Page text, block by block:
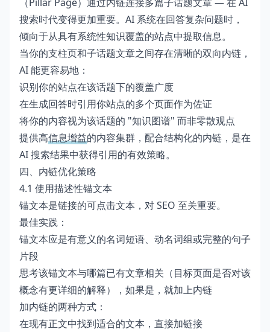
搜索时代变得更加重要。AI 系统在回答复杂问题时，
倾向于从具有系统性知识覆盖的站点中提取信息。
当你的支柱页和子话题文章之间存在清晰的双向内链，
AI 能更容易地：
识别你的站点在该话题下的覆盖广度
在生成回答时引用你站点的多个页面作为佐证
将你的内容视为该话题的 "知识图谱" 而非零散观点
提供高信息增益的内容集群，配合结构化的内链，是在
AI 搜索结果中获得引用的有效策略。
四、内链优化策略
4.1 使用描述性锚文本
锚文本是链接的可点击文本，对 SEO 至关重要。
最佳实践：
锚文本应是有意义的名词短语、动名词组或完整的句子
片段
思考该锚文本与哪篇已有文章相关（目标页面是否对该
概念有更详细的解释），如果是，就加上内链
加内链的两种方式：
在现有正文中找到适合的文本，直接加链接